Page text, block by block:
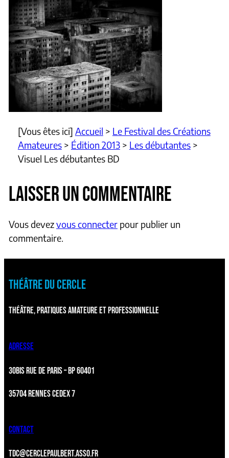
[Vous êtes ici] Accueil > Le Festival des Créations
Amateures> Édition 2013> Les débutantes>
Visuel Les débutantes BD
LAISSER UN COMMENTAIRE
Vous devezvous connecterpour publier un
commentaire.
THÉÂTRE DU CERCLE
THÉÂTRE, PRATIQUES AMATEURE ET PROFESSIONNELLE
ADRESSE
30BIS RUE DE PARIS – BP 60401
35704 RENNES CEDEX 7
CONTACT
TDC@CERCLEPAULBERT.ASSO.FR